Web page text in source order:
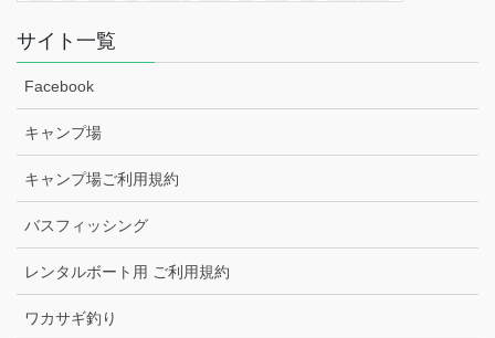
サイト一覧
Facebook
キャンプ場
キャンプ場ご利用規約
バスフィッシング
レンタルボート用 ご利用規約
ワカサギ釣り